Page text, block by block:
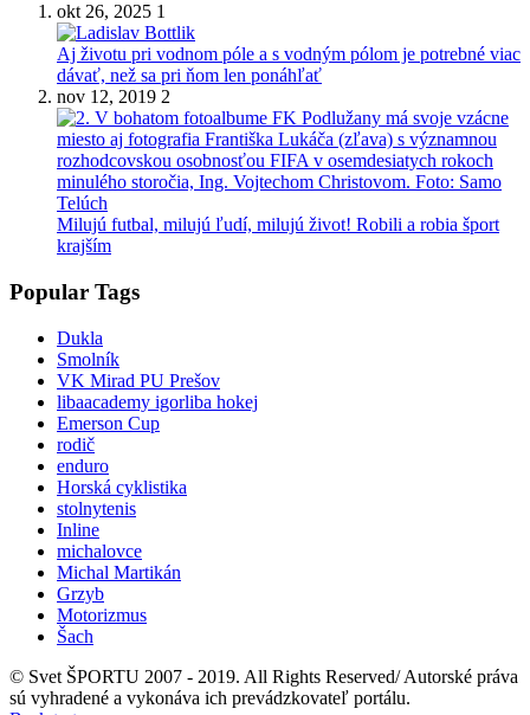
okt 26, 2025 1
Aj životu pri vodnom póle a s vodným pólom je potrebné viac
dávať, než sa pri ňom len ponáhľať
nov 12, 2019 2
Milujú futbal, milujú ľudí, milujú život! Robili a robia šport
krajším
Popular Tags
Dukla
Smolník
VK Mirad PU Prešov
libaacademy igorliba hokej
Emerson Cup
rodič
enduro
Horská cyklistika
stolnytenis
Inline
michalovce
Michal Martikán
Grzyb
Motorizmus
Šach
© Svet ŠPORTU 2007 - 2019. All Rights Reserved/ Autorské práva
sú vyhradené a vykonáva ich prevádzkovateľ portálu.